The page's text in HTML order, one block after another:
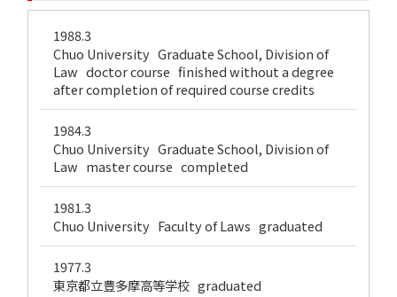
1988.3
Chuo University Graduate School, Division of
Law doctor course finished without a degree
after completion of required course credits
1984.3
Chuo University Graduate School, Division of
Law master course completed
1981.3
Chuo University Faculty of Laws graduated
1977.3
東京都立豊多摩高等学校 graduated